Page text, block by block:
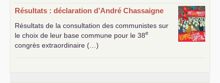
Résultats : déclaration d’André Chassaigne
Résultats de la consultation des communistes sur
le choix de leur base commune pour le 38e
congrès extraordinaire (…)